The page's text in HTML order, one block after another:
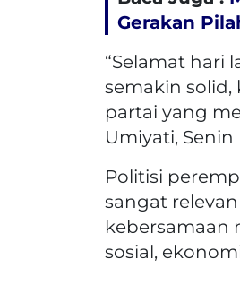
Gerakan
“Selamat hari
semakin solid,
partai yang
Umiyati, Senin
Politisi
sangat
kebersamaan
sosial,